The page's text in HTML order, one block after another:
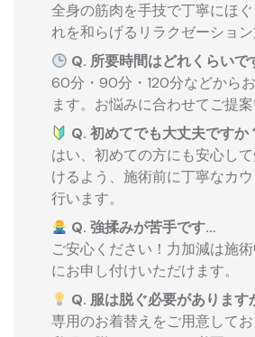
全身の筋肉を手技で丁寧にほ
れを和らげるリラクゼーション
Q. 所要時間はどれくらいで
60分・90分・120分などから
ます。お悩みに合わせてご提案
Q. 初めてでも大丈夫ですか
はい、初めての方にも安心し
けるよう、施術前に丁寧なカ
行います。
Q. 強揉みが苦手です…
ご安心ください！力加減は施
にお申し付けいただけます。
Q. 服は脱ぐ必要があります
専用のお着替えをご用意してお